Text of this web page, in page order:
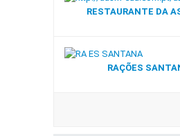
RESTAURANTE DA
RAÇÕES